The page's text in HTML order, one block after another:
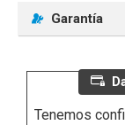
Garantía
Tenemos